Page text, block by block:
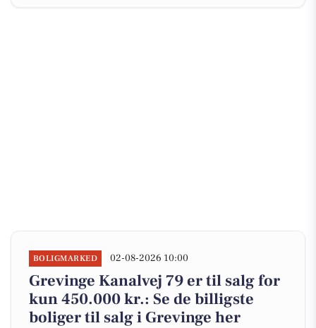
BOLIGMARKED 02-08-2026 10:00
Grevinge Kanalvej 79 er til salg for
kun 450.000 kr.: Se de billigste
boliger til salg i Grevinge her